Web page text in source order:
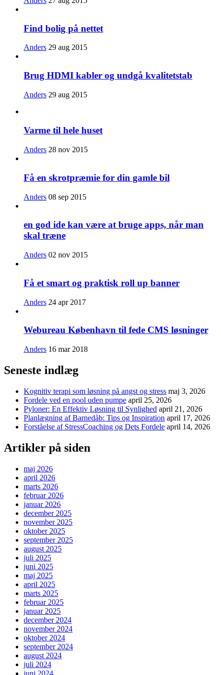
Find bolig på nettet
Anders 29 aug 2015
Brug HDMI kabler og undgå kvalitetstab
Anders 29 aug 2015
Varme til hele huset
Anders 28 nov 2015
Få en skrotpræmie for din gamle bil
Anders 08 sep 2015
en god ide kan være at bruge apps, når man
skal træne
Anders 02 nov 2015
Få et smart og praktisk roll up banner
Anders 24 apr 2017
Webureau København til fede CMS løsninger
Anders 16 mar 2018
Seneste indlæg
Kognitiv terapi som løsning på angst og stress maj 3, 2026
Fordele ved en pool uden pumpe april 25, 2026
Pyloner: En Effektiv Løsning til Synlighed april 21, 2026
Planlægning af Barnedåb: Tips og Inspiration april 17, 2026
Forståelse af StressCoaching og Dets Fordele april 14, 2026
Artikler på siden
maj 2026
april 2026
marts 2026
februar 2026
januar 2026
december 2025
november 2025
oktober 2025
september 2025
august 2025
juli 2025
juni 2025
maj 2025
april 2025
marts 2025
februar 2025
januar 2025
december 2024
november 2024
oktober 2024
september 2024
august 2024
juli 2024
juni 2024